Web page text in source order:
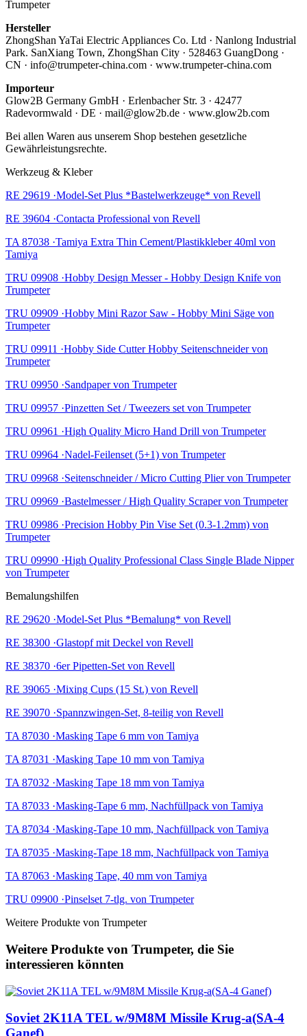
Trumpeter
Hersteller
ZhongShan YaTai Electric Appliances Co. Ltd · Nanlong Industrial
Park. SanXiang Town, ZhongShan City · 528463 GuangDong ·
CN · info@trumpeter-china.com · www.trumpeter-china.com
Importeur
Glow2B Germany GmbH · Erlenbacher Str. 3 · 42477
Radevormwald · DE · mail@glow2b.de · www.glow2b.com
Bei allen Waren aus unserem Shop bestehen gesetzliche
Gewährleistungsrechte.
Werkzeug & Kleber
RE 29619 ·Model-Set Plus *Bastelwerkzeuge* von Revell
RE 39604 ·Contacta Professional von Revell
TA 87038 ·Tamiya Extra Thin Cement/Plastikkleber 40ml von
Tamiya
TRU 09908 ·Hobby Design Messer - Hobby Design Knife von
Trumpeter
TRU 09909 ·Hobby Mini Razor Saw - Hobby Mini Säge von
Trumpeter
TRU 09911 ·Hobby Side Cutter Hobby Seitenschneider von
Trumpeter
TRU 09950 ·Sandpaper von Trumpeter
TRU 09957 ·Pinzetten Set / Tweezers set von Trumpeter
TRU 09961 ·High Quality Micro Hand Drill von Trumpeter
TRU 09964 ·Nadel-Feilenset (5+1) von Trumpeter
TRU 09968 ·Seitenschneider / Micro Cutting Plier von Trumpeter
TRU 09969 ·Bastelmesser / High Quality Scraper von Trumpeter
TRU 09986 ·Precision Hobby Pin Vise Set (0.3-1.2mm) von
Trumpeter
TRU 09990 ·High Quality Professional Class Single Blade Nipper
von Trumpeter
Bemalungshilfen
RE 29620 ·Model-Set Plus *Bemalung* von Revell
RE 38300 ·Glastopf mit Deckel von Revell
RE 38370 ·6er Pipetten-Set von Revell
RE 39065 ·Mixing Cups (15 St.) von Revell
RE 39070 ·Spannzwingen-Set, 8-teilig von Revell
TA 87030 ·Masking Tape 6 mm von Tamiya
TA 87031 ·Masking Tape 10 mm von Tamiya
TA 87032 ·Masking Tape 18 mm von Tamiya
TA 87033 ·Masking-Tape 6 mm, Nachfüllpack von Tamiya
TA 87034 ·Masking-Tape 10 mm, Nachfüllpack von Tamiya
TA 87035 ·Masking-Tape 18 mm, Nachfüllpack von Tamiya
TA 87063 ·Masking Tape, 40 mm von Tamiya
TRU 09900 ·Pinselset 7-tlg. von Trumpeter
Weitere Produkte von Trumpeter
Weitere Produkte von Trumpeter, die Sie
interessieren könnten
Soviet 2K11A TEL w/9M8M Missile Krug-a(SA-4
Ganef)